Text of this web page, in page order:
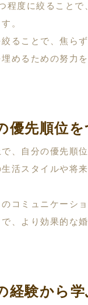
程度に絞ること
。
絞ることで、焦ら
めるための努力
優先順位
、自分の優先順
生活スタイルや将
コミュニケーシ
、より効果的な
経験から